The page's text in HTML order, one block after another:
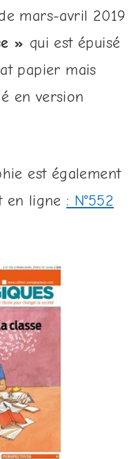
mars-avril 2019
» qui est épuisé
papier mais
en version
est également
en ligne: N°552